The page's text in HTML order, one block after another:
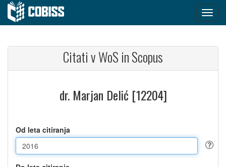
Citati v WoS in Scopus
dr. Marjan Delić [12204]
Od leta citiranja